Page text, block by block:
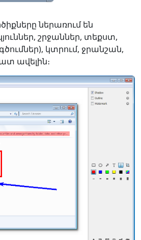
ներառում են
շրջաններ, տեքստ,
կտրում, ջրանշան,
ավելին։